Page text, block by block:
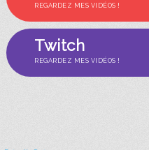
REGARDEZ MES VIDÉOS !
Twitch
REGARDEZ MES VIDÉOS !